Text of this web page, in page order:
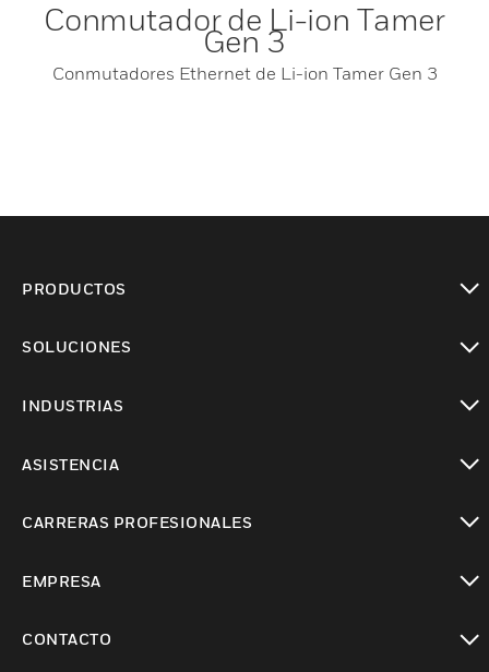
Conmutador de Li-ion Tamer
Gen 3
Conmutadores Ethernet de Li-ion Tamer Gen 3
PRODUCTOS
SOLUCIONES
INDUSTRIAS
ASISTENCIA
CARRERAS PROFESIONALES
EMPRESA
CONTACTO